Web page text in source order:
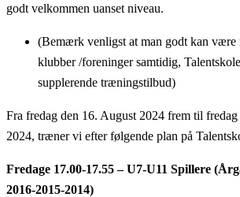
godt velkommen uanset niveau.
(Bemærk venligst at man godt kan være
klubber /foreninger samtidig,
supplerende træningstilbud)
Fra fredag den 16. August 2024 frem til
2024, træner vi efter følgende plan på
Fredage 17.00-17.55 – U7-U11 Spillere
2016-2015-2014)